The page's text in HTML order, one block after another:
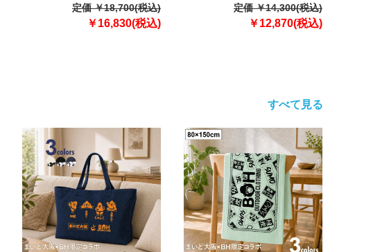
ンツ ハーフパンツ MLB
WASHED NEW YORK
定価 ￥18,700(税込)
￥16,830(税込)
WASHED NEW YORK
YANKEES T-SHIRT USA直輸入
定価 ￥14,300(税込)
￥12,870(税込)
すべて見る